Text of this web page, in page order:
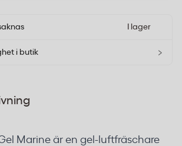
I lager
i butik ›
Marine är en gel-luftfräschare